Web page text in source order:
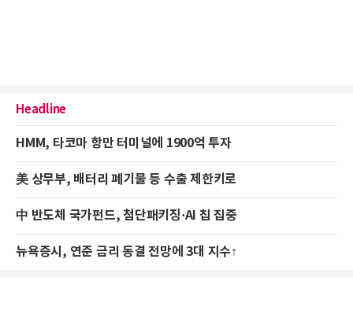
Headline
HMM, 타코마 항만 터미널에 1900억 투자
美 상무부, 배터리 폐기물 등 수출 제한키로
中 반도체 국가펀드, 첨단패키징·AI 칩 집중
뉴욕증시, 연준 금리 동결 전망에 3대 지수↑